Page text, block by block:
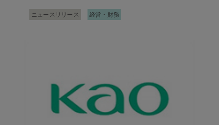
ニュースリリース 経営・財務